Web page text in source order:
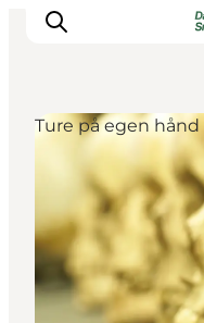
Oplev naturen
Opdag byerne
Det sker
Getaway
Overnatning
Ture på egen hånd